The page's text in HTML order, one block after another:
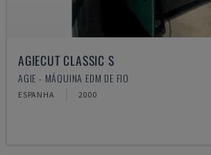
AGIECUT CLASSIC S
AGIE - MÁQUINA EDM DE FIO
ESPANHA 2000